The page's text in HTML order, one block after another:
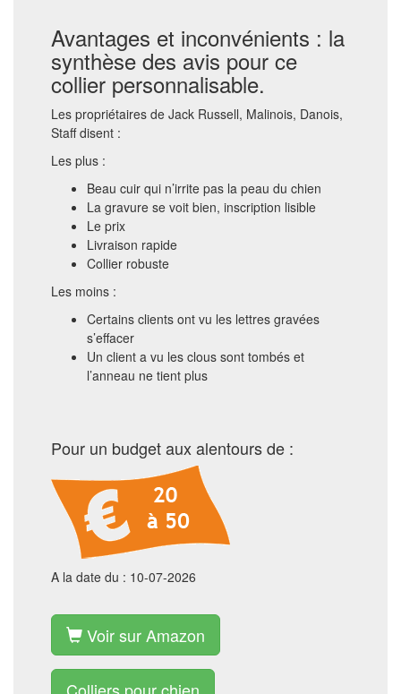
Avantages et inconvénients : la
synthèse des avis pour ce
collier personnalisable.
Les propriétaires de Jack Russell, Malinois, Danois,
Staff disent :
Les plus :
Beau cuir qui n’irrite pas la peau du chien
La gravure se voit bien, inscription lisible
Le prix
Livraison rapide
Collier robuste
Les moins :
Certains clients ont vu les lettres gravées
s’effacer
Un client a vu les clous sont tombés et
l’anneau ne tient plus
Pour un budget aux alentours de :
A la date du : 10-07-2026
Voir sur Amazon